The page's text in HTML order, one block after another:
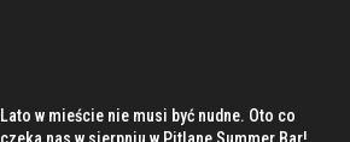
Lato w mieście nie musi być nudne. Oto co